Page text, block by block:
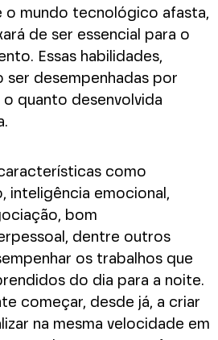
o mundo tecnológico afasta,
de ser essencial para o
Essas habilidades,
desempenhadas por
quanto desenvolvida
como
inteligência emocional,
bom
dentre outros
os trabalhos que
do dia para a noite.
começar, desde já, a criar
na mesma velocidade em